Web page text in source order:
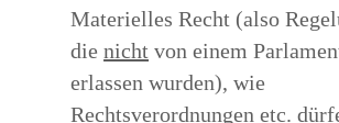
Materielles Recht (also
dienicht von einem
erlassen wurden), wie
Rechtsverordnungen etc.